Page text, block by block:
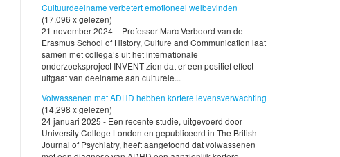
Cultuurdeelname verbetert emotioneel welbevinden
(17,096 x gelezen)
21 november 2024 - Professor Marc Verboord van de
Erasmus School of History, Culture and Communication laat
samen met collega’s uit het internationale
onderzoeksproject INVENT zien dat er een positief effect
uitgaat van deelname aan culturele...
Volwassenen met ADHD hebben kortere levensverwachting
(14,298 x gelezen)
24 januari 2025 - Een recente studie, uitgevoerd door
University College London en gepubliceerd in The British
Journal of Psychiatry, heeft aangetoond dat volwassenen